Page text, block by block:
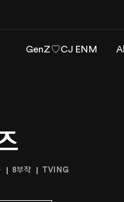
GenZ♡CJ ENM
8부작 TVING